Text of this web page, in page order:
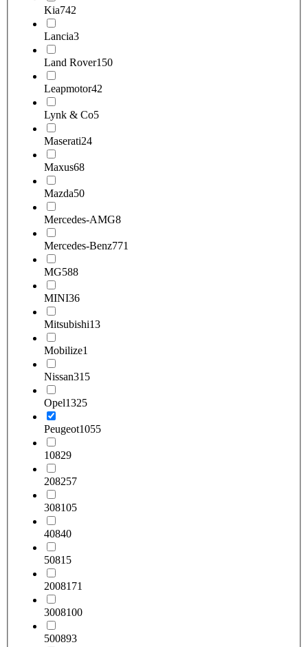
Kia742
Lancia3
Land Rover150
Leapmotor42
Lynk & Co5
Maserati24
Maxus68
Mazda50
Mercedes-AMG8
Mercedes-Benz771
MG588
MINI36
Mitsubishi13
Mobilize1
Nissan315
Opel1325
Peugeot1055
10829
208257
308105
40840
50815
2008171
3008100
500893